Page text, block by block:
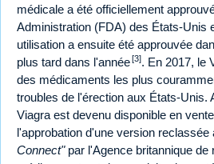
médicale a été officiellement
Administration (FDA) des États-Unis
utilisation a ensuite été approuvée
plus tard dans l'année[3]. En 2017, le
des médicaments les plus
troubles de l'érection aux États-Unis.
Viagra est devenu disponible en
l'approbation d'une version reclassée
Connect"par l'Agence britannique de